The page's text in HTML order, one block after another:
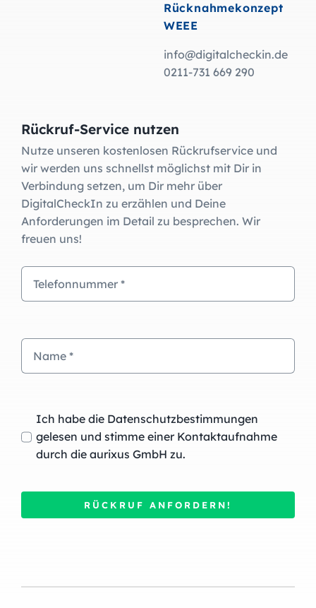
Rücknahmekonzept
WEEE
info@digitalcheckin.de
0211-731 669 290
Rückruf-Service nutzen
Nutze unseren kostenlosen Rückrufservice und
wir werden uns schnellst möglichst mit Dir in
Verbindung setzen, um Dir mehr über
DigitalCheckIn zu erzählen und Deine
Anforderungen im Detail zu besprechen. Wir
freuen uns!
Ich habe die Datenschutzbestimmungen
gelesen und stimme einer Kontaktaufnahme
durch die aurixus GmbH zu.
RÜCKRUF ANFORDERN!